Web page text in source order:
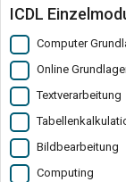
ICDL
Computer
Online
Textverarbeitung
Bildbearbeitung
Computing